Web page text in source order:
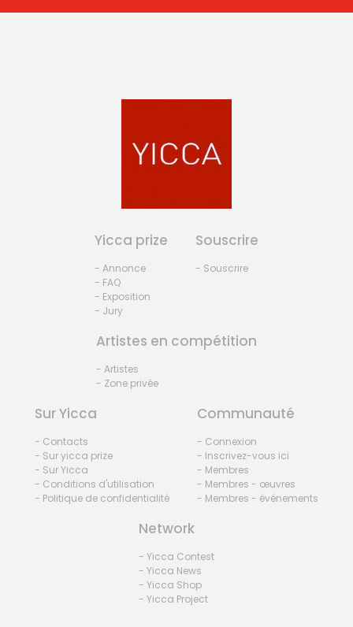
Yicca prize
- Annonce
- FAQ
- Exposition
- Jury
Souscrire
- Souscrire
Artistes en compétition
- Artistes
- Zone privée
Sur Yicca
- Contacts
- Sur yicca prize
- Sur Yicca
- Conditions d'utilisation
- Politique de confidentialité
Communauté
- Connexion
- Inscrivez-vous ici
- Membres
- Membres - œuvres
- Membres - événements
Network
- Yicca Contest
- Yicca News
- Yicca Shop
- Yicca Project